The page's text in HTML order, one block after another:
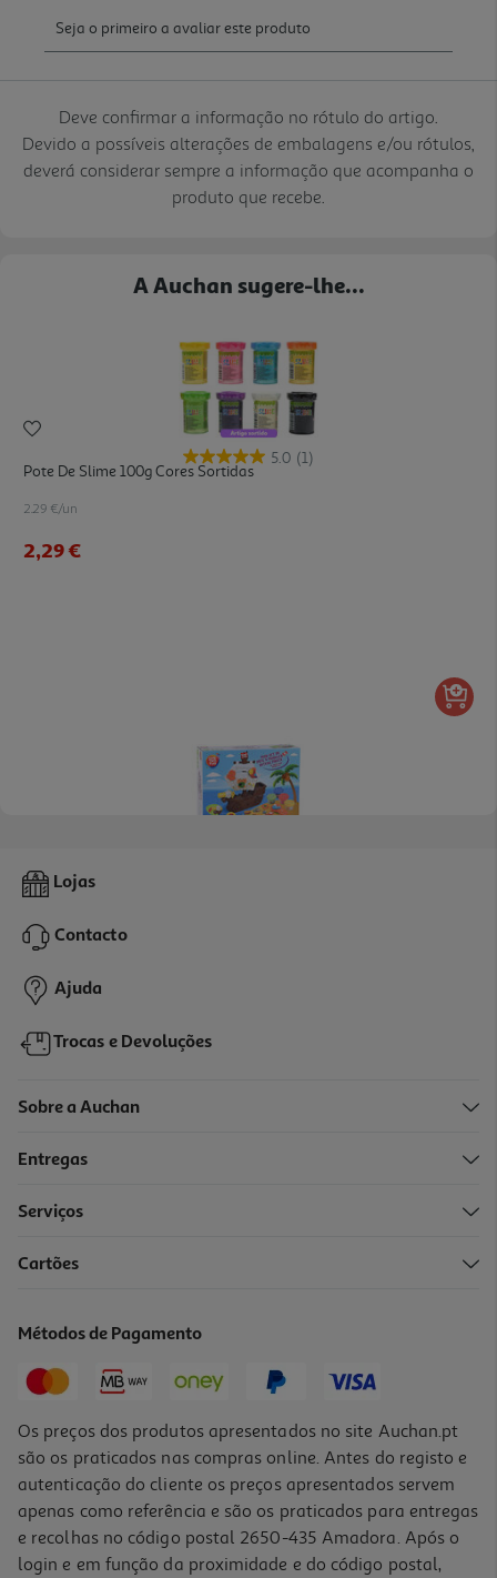
Deve confirmar a informação no rótulo do artigo.
Devido a possíveis alterações de embalagens e/ou rótulos,
deverá considerar sempre a informação que acompanha o
produto que recebe.
A Auchan sugere-lhe...
5.0 (1)
Pote De Slime 100g Cores Sortidas
2.29 €/un
2,29 €
Pasta De Moldar One Two Fun Set Dos Dos Piratas 15 Peças
19,99 €
Lojas
Contacto
Ajuda
Trocas e Devoluções
Sobre a Auchan
Entregas
Serviços
Cartões
Métodos de Pagamento
Os preços dos produtos apresentados no site Auchan.pt
são os praticados nas compras online. Antes do registo e
autenticação do cliente os preços apresentados servem
apenas como referência e são os praticados para entregas
e recolhas no código postal 2650-435 Amadora. Após o
login e em função da proximidade e do código postal,